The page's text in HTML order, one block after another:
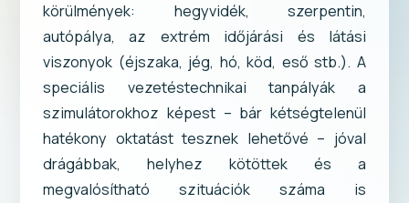
körülmények: hegyvidék, szerpentin,
autópálya, az extrém időjárási és látási
viszonyok (éjszaka, jég, hó, köd, eső stb.). A
speciális vezetéstechnikai tanpályák a
szimulátorokhoz képest – bár kétségtelenül
hatékony oktatást tesznek lehetővé – jóval
drágábbak, helyhez kötöttek és a
megvalósítható szituációk száma is